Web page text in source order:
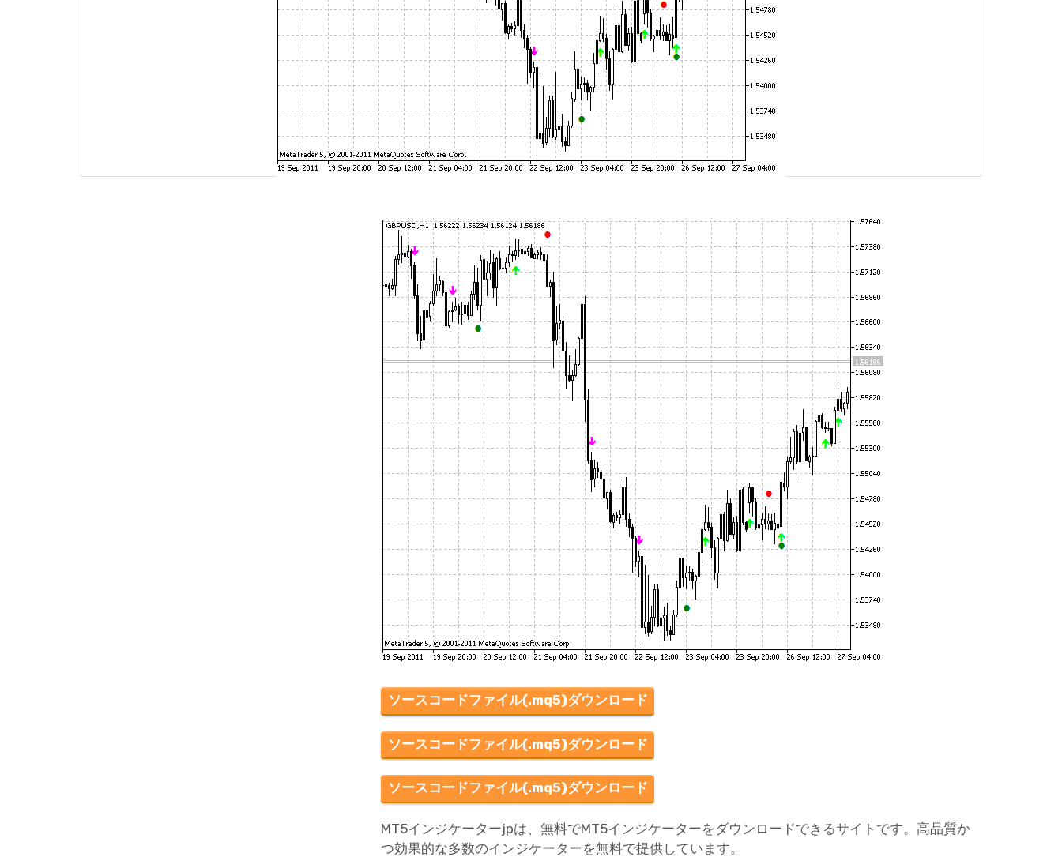
ソースコードファイル(.mq5)ダウンロード
ソースコードファイル(.mq5)ダウンロード
ソースコードファイル(.mq5)ダウンロード
MT5インジケーターjpは、無料でMT5インジケーターをダウンロードできるサイトです。高品質か
つ効果的な多数のインジケーターを無料で提供しています。